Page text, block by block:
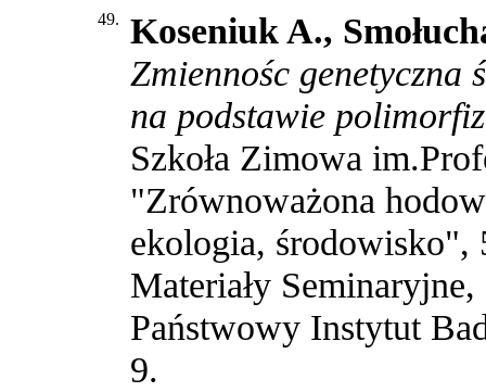
49.
Koseniuk A.,
Zmiennośc
na podstawie
Szkoła Zimowa
"Zrównoważona
ekologia, środowisko",
Materiały
Państwowy Instytut
9.